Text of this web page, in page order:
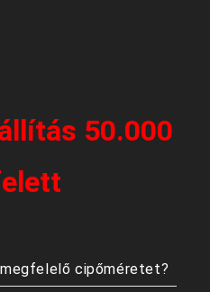
50.000
megfelelő cipőméretet?